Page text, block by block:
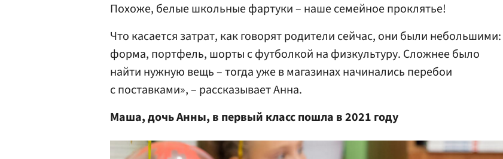
Похоже, белые школьные фартуки – наше семейное проклятье!
Что касается затрат, как говорят родители сейчас, они были небольшими:
форма, портфель, шорты с футболкой на физкультуру. Сложнее было
найти нужную вещь – тогда уже в магазинах начинались перебои
с поставками», – рассказывает Анна.
Маша, дочь Анны, в первый класс пошла в 2021 году